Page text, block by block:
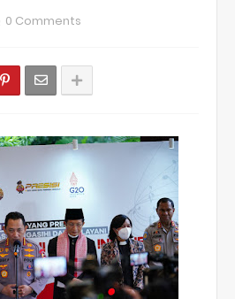
0 Comments